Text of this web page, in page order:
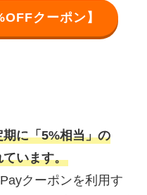
クーポン】
期に「5%相当」の
います。
クーポンを利用す